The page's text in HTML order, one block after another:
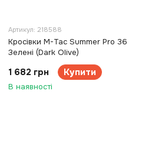
Артикул: 218588
Кросівки M-Tac Summer Pro 36
Зелені (Dark Olive)
1 682 грн Купити
В наявності